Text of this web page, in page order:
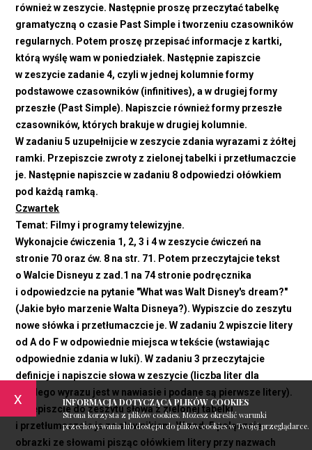
x INFORMACJA DOTYCZĄCA PLIKÓW COOKIES
Strona korzysta z plików cookies. Możesz określić warunki
przechowywania lub dostępu do plików cookies w Twojej przeglądarce.
również w zeszycie. Następnie proszę przeczytać tabelkę
gramatyczną o czasie Past Simple i tworzeniu czasowników
regularnych. Potem proszę przepisać informacje z kartki,
którą wyślę wam w poniedziałek. Następnie zapiszcie
w zeszycie zadanie 4, czyli w jednej kolumnie formy
podstawowe czasowników (infinitives), a w drugiej formy
przeszłe (Past Simple). Napiszcie również formy przeszłe
czasowników, których brakuje w drugiej kolumnie.
W zadaniu 5 uzupełnijcie w zeszycie zdania wyrazami z żółtej
ramki. Przepiszcie zwroty z zielonej tabelki i przetłumaczcie
je. Następnie napiszcie w zadaniu 8 odpowiedzi ołówkiem
pod każdą ramką.
Czwartek
Temat: Filmy i programy telewizyjne.
Wykonajcie ćwiczenia 1, 2, 3 i 4 w zeszycie ćwiczeń na
stronie 70 oraz ćw. 8 na str. 71. Potem przeczytajcie tekst
o Walcie Disneyu z zad.1 na 74 stronie podręcznika
i odpowiedzcie na pytanie "What was Walt Disney's dream?"
(Jakie było marzenie Walta Disneya?). Wypiszcie do zeszytu
nowe słówka i przetłumaczcie je. W zadaniu 2 wpiszcie litery
od A do F w odpowiednie miejsca w tekście (wstawiając
odpowiednie zdania w luki). W zadaniu 3 przeczytajcie
definicje i napiszcie słowa w zeszycie (liczba liter dla
każdego wyrazu jest w nawiasie i podane są pierwsze litery).
Przepiszcie do zeszytu słowa z zielonej tabelki
i przetłumaczcie je ze słownikiem. W zad. 5 polączcie
obrazki ze słowami pisząc ołówkiem litery przy nazwach